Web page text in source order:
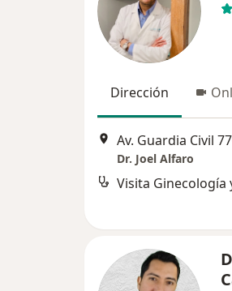
Dirección
Av. Guardia Civil
Dr. Joel Alfaro
Visita Ginecología